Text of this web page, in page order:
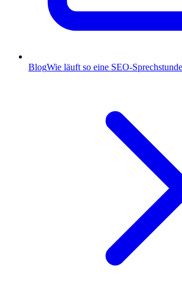
BlogWie läuft so eine SEO-